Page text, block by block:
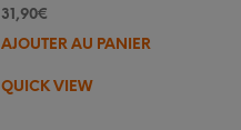
31,90€
AJOUTER AU PANIER
QUICK VIEW